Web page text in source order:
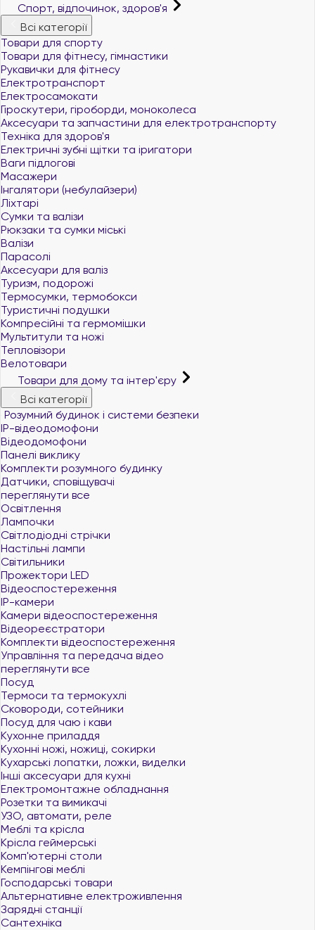
Спорт, відпочинок, здоров'я
Всі категорії
Товари для спорту
Товари для фітнесу, гімнастики
Рукавички для фітнесу
Електротранспорт
Електросамокати
Гіроскутери, гіроборди, моноколеса
Аксесуари та запчастини для електротранспорту
Техніка для здоров'я
Електричні зубні щітки та іригатори
Ваги підлогові
Масажери
Інгалятори (небулайзери)
Ліхтарі
Сумки та валізи
Рюкзаки та сумки міські
Валізи
Парасолі
Аксесуари для валіз
Туризм, подорожі
Термосумки, термобокси
Туристичні подушки
Компресійні та гермомішки
Мультитули та ножі
Тепловізори
Велотовари
Товари для дому та інтер'єру
Всі категорії
Розумний будинок і системи безпеки
IP-відеодомофони
Відеодомофони
Панелі виклику
Комплекти розумного будинку
Датчики, сповіщувачі
переглянути все
Освітлення
Лампочки
Світлодіодні стрічки
Настільні лампи
Світильники
Прожектори LED
Відеоспостереження
IP-камери
Камери відеоспостереження
Відеореєстратори
Комплекти відеоспостереження
Управління та передача відео
переглянути все
Посуд
Термоси та термокухлі
Сковороди, сотейники
Посуд для чаю і кави
Кухонне приладдя
Кухонні ножі, ножиці, сокирки
Кухарські лопатки, ложки, виделки
Інші аксесуари для кухні
Електромонтажне обладнання
Розетки та вимикачі
УЗО, автомати, реле
Меблі та крісла
Крісла геймерські
Комп'ютерні столи
Кемпінгові меблі
Господарські товари
Альтернативне електроживлення
Зарядні станції
Сантехніка